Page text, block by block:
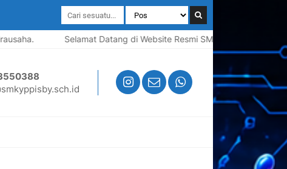
Selamat Datang di Website Resmi SMK YPPI Surabaya |